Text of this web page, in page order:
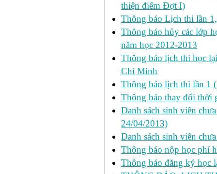
thiện điểm Đợt I)
Thông báo Lịch thi lần
Thông báo hủy các lớp
năm học 2012-2013
Thông báo lịch thi học
Chí Minh
Thông báo lịch thi lần 1
Thông báo thay đổi thời
Danh sách sinh viên
24/04/2013)
Danh sách sinh viên
Thông báo nộp học phí
Thông báo đăng ký học